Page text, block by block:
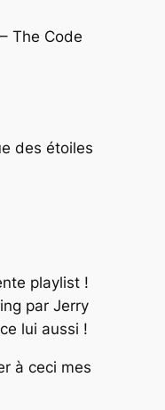
The Code
des étoiles
playlist !
par Jerry
lui aussi !
à ceci mes